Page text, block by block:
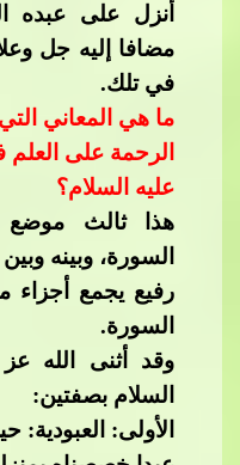
نزل على عبده
مضافا إليه جل
في تلك.
ما هي المعاني التي
الرحمة على العلم
عليه السلام؟
هذا ثالث
السورة، وبينه
رفيع يجمع أجزاء
السورة.
وقد أثنى الله
السلام بصفتين:​​
الأولى: العبودية: